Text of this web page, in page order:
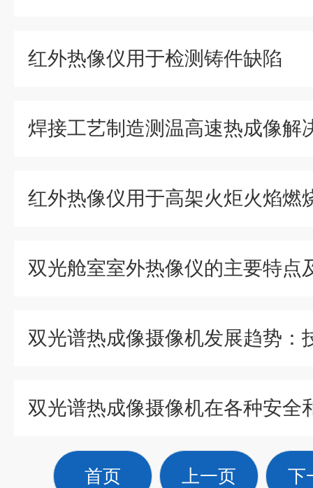
红外热像仪用于检测铸件缺陷
焊接工艺制造测温高速热成像解
双光舱室室外热像仪的主要特点
首页 上一页 下